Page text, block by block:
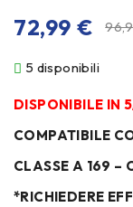
72,99 €
5 disponibili
DISPONIBILE IN
COMPATIBILE
CLASSE A 169 –
*RICHIEDERE